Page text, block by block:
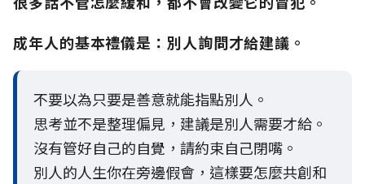
成年人的基本禮儀是：別人詢問才給建議。
不要以為只要是善意就能指點別人。
思考並不是整理偏見，建議是別人需要才給。
沒有管好自己的自覺，請約束自己閉嘴。
別人的人生你在旁邊假會，這樣要怎麼共創和